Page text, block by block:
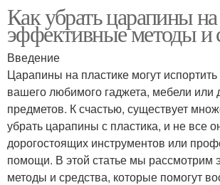
Как убрать царапины
эффективные методы и
Введение
Царапины на пластике могут
вашего любимого гаджета, мебели или
предметов. К счастью, существует
убрать царапины с пластика, и не все
дорогостоящих инструментов или
помощи. В этой статье мы
методы и средства, которые помогут